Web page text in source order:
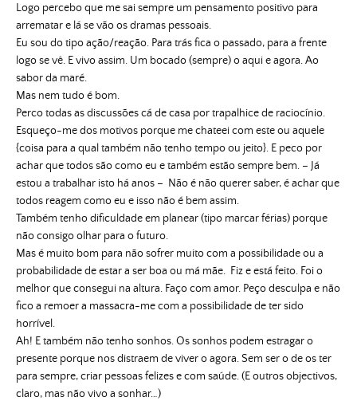
Logo percebo que me sai sempre um pensamento positivo para
arrematar e lá se vão os dramas pessoais.
Eu sou do tipo ação/reação. Para trás fica o passado, para a frente
logo se vê. E vivo assim. Um bocado (sempre) o aqui e agora. Ao
sabor da maré.
Mas nem tudo é bom.
Perco todas as discussões cá de casa por trapalhice de raciocínio.
Esqueço-me dos motivos porque me chateei com este ou aquele
{coisa para a qual também não tenho tempo ou jeito}. E peco por
achar que todos são como eu e também estão sempre bem. – Já
estou a trabalhar isto há anos – Não é não querer saber, é achar que
todos reagem como eu e isso não é bem assim.
Também tenho dificuldade em planear (tipo marcar férias) porque
não consigo olhar para o futuro.
Mas é muito bom para não sofrer muito com a possibilidade ou a
probabilidade de estar a ser boa ou má mãe. Fiz e está feito. Foi o
melhor que consegui na altura. Faço com amor. Peço desculpa e não
fico a remoer a massacra-me com a possibilidade de ter sido
horrível.
Ah! E também não tenho sonhos. Os sonhos podem estragar o
presente porque nos distraem de viver o agora. Sem ser o de os ter
para sempre, criar pessoas felizes e com saúde. (E outros objectivos,
claro, mas não vivo a sonhar…)